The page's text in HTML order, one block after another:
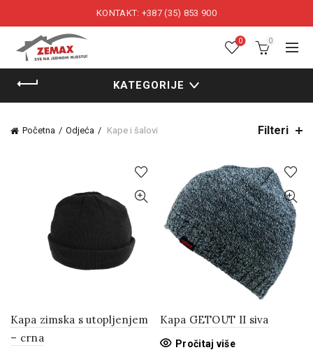
KONTAKT: +387 (35) 853 900
0 0
KATEGORIJE
Početna Odjeća Kape i šalovi Filteri
Kapa zimska s utopljenjem
– crna
Kapa GETOUT II siva
Pročitaj više